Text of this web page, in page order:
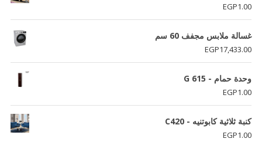
EGP1.00
غسالة ملابس مجفف 60 سم
EGP17,433.00
وحدة حمام - G 615
EGP1.00
كنبة ثلاثية كابوتنيه - C420
EGP1.00